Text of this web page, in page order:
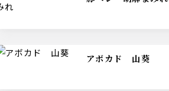
アボカド 山葵